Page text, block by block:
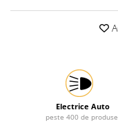
Suport auto
Suport motocicleta
Surubelnite
Electrice Auto
peste 400 de